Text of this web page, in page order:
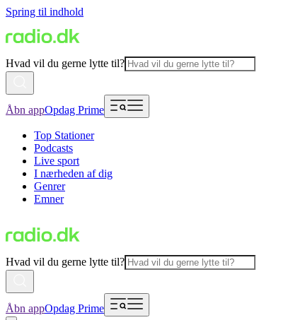
Spring til indhold
Hvad vil du gerne lytte til?
Åbn appOpdag Prime
Top Stationer
Podcasts
Live sport
I nærheden af dig
Genrer
Emner
Hvad vil du gerne lytte til?
Åbn appOpdag Prime